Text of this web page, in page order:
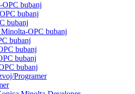
OPC bubanj
bubanj
bubanj
OPC bubanj
bubanj
bubanj
bubanj
bubanj
Programer